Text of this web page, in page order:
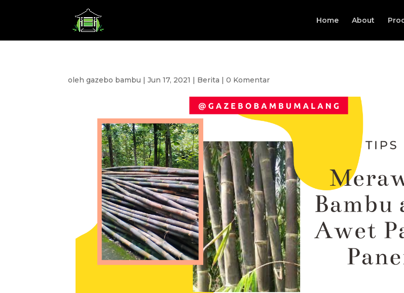
Home About
olehgazebo bambu |Jun 17, 2021 | Berita |0 Komentar